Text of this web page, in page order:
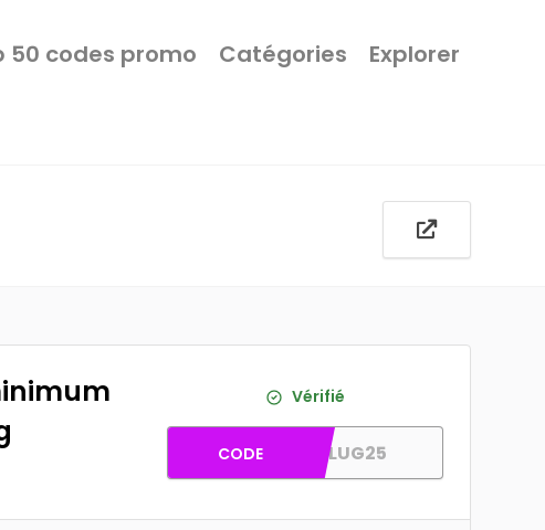
50 codes promo Catégories Explorer
Vérifié
CARPLUG25
CODE